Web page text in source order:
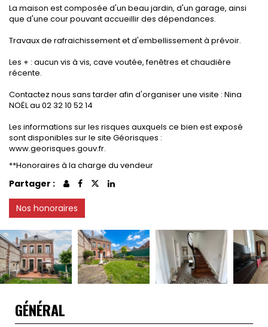
La maison est composée d'un beau jardin, d'un garage, ainsi
que d'une cour pouvant accueillir des dépendances.
Travaux de rafraichissement et d'embellissement à prévoir.
Les + : aucun vis à vis, cave voutée, fenêtres et chaudière
récente.
Contactez nous sans tarder afin d'organiser une visite : Nina
NOËL au 02 32 10 52 14
Les informations sur les risques auxquels ce bien est exposé
sont disponibles sur le site Géorisques :
www.georisques.gouv.fr.
**Honoraires à la charge du vendeur
Partager :
Nos honoraires
GÉNÉRAL